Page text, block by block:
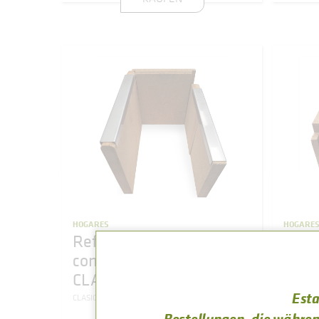
HOGARES
Refractario hogar
completo cocina de leña
CLÁSICA nº7/8
CLASICA 7T
HOGARES
LIS 5T